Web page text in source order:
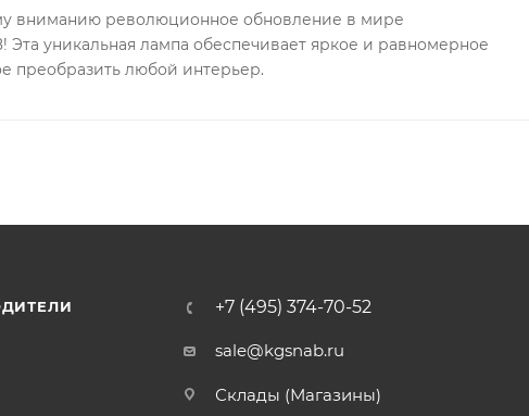
вниманию революционное обновление в мире
Эта уникальная лампа обеспечивает яркое и равномерное
преобразить любой интерьер.
+7 (495) 374-70-52
sale@kgsnab.ru
Склады (Магазины)